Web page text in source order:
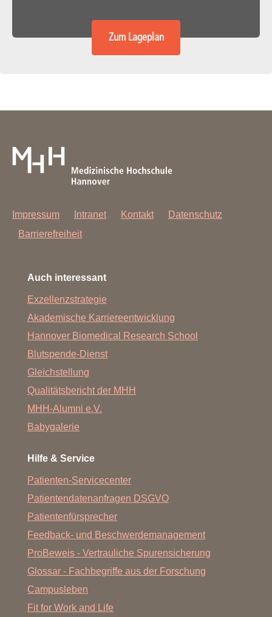
Zum Lageplan
Impressum Intranet Kontakt
Datenschutz
Barrierefreiheit
Auch interessant
Exzellenzstrategie
Akademische Karriereentwicklung
Hannover Biomedical Research School
Blutspende-Dienst
Gleichstellung
Qualitätsbericht der MHH
MHH-Alumni e.V.
Babygalerie
Hilfe & Service
Patienten-Servicecenter
Patientendatenanfragen DSGVO
Patientenfürsprecher
Feedback- und Beschwerdemanagement
ProBeweis - Vertrauliche Spurensicherung
Glossar - Fachbegriffe aus der Forschung
Campusleben
Fit for Work and Life